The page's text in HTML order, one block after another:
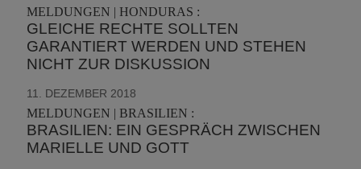
MELDUNGEN | HONDURAS :
GLEICHE RECHTE SOLLTEN
GARANTIERT WERDEN UND STEHEN
NICHT ZUR DISKUSSION
11. DEZEMBER 2018
MELDUNGEN | BRASILIEN :
BRASILIEN: EIN GESPRÄCH ZWISCHEN
MARIELLE UND GOTT